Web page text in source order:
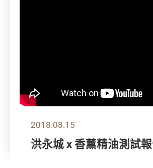
2018.08.15
洪永城 x 香薰精油測試